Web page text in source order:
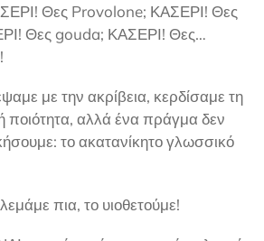
Θες Provolone; ΚΑΣΕΡΙ! Θες
Θες gouda; ΚΑΣΕΡΙ! Θες…
με την ακρίβεια, κερδίσαμε τη
ποιότητα, αλλά ένα πράγμα δεν
το ακατανίκητο γλωσσικό
πια, το υιοθετούμε!